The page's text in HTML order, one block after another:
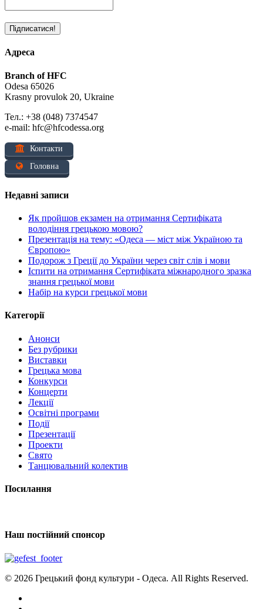
Адреса
Branch of HFC
Odesa 65026
Krasny provulok 20, Ukraine
Тел.: +38 (048) 7374547
e-mail: hfc@hfcodessa.org
Контакти
Головна
Недавні записи
Як пройшов екзамен на отримання Сертифіката
володіння грецькою мовою?
Презентація на тему: «Одеса — міст між Україною та
Європою»
Подорож з Греції до України через світ слів і мови
Іспити на отримання Сертифіката міжнародного зразка
знання грецької мови
Набір на курси грецької мови
Категорії
Анонси
Без рубрики
Виставки
Грецька мова
Конкурси
Концерти
Лекції
Освітні програми
Події
Презентації
Проекти
Свято
Танцювальний колектив
Посилання
Наш постійний спонсор
© 2026 Грецький фонд культури - Одеса. All Rights Reserved.